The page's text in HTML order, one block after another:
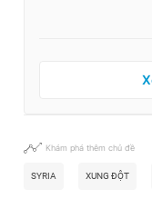
Khám phá thêm chủ đề
SYRIA XUNG ĐỘT